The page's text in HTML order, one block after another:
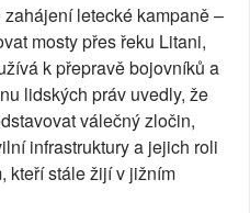
letecké kampaně –
mosty přes řeku Litani,
k přepravě bojovníků a
lidských práv uvedly, že
válečný zločin,
infrastruktury a jejich roli
kteří stále žijí v jižním